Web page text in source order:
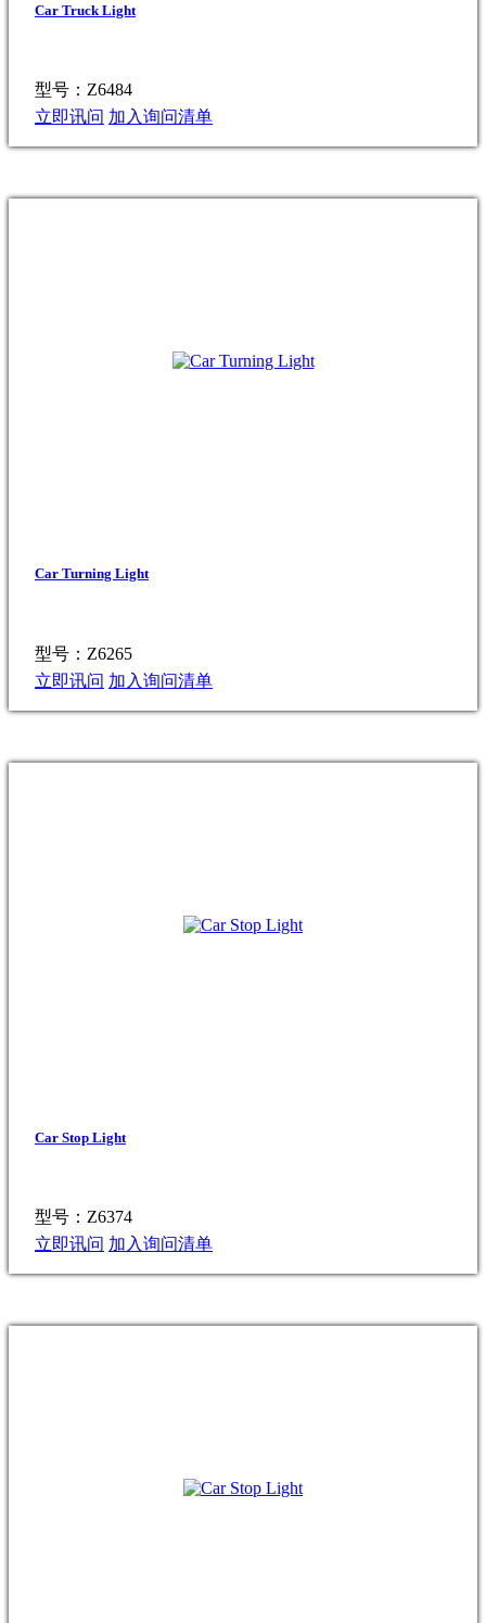
Car Truck Light
型号：Z6484
立即讯问 加入询问清单
Car Turning Light
型号：Z6265
立即讯问 加入询问清单
Car Stop Light
型号：Z6374
立即讯问 加入询问清单